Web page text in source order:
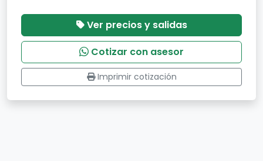
Ver precios y salidas
Cotizar con asesor
Imprimir cotización